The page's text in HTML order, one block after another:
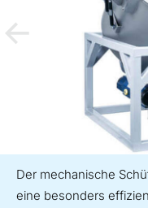
Der mechanische
eine besonders